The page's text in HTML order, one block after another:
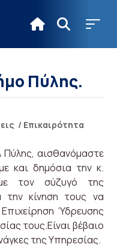
Πύλης.
/ Επικαιρότητα
Πύλης, αισθανόμαστε
και δημόσια την κ.
τον σύζυγό της
την κίνηση τους να
Ύδρευσης
τους.Είναι βέβαιο
της Υπηρεσίας.